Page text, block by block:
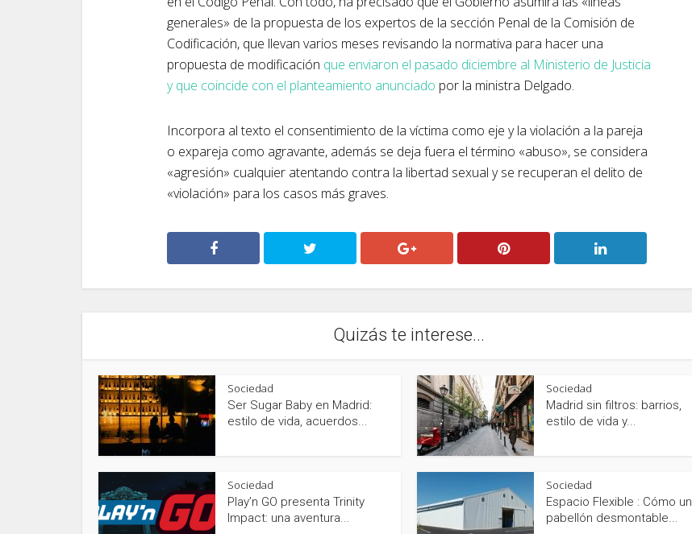
generales» de la propuesta de los expertos de la sección Penal de la Comisión de
Codificación, que llevan varios meses revisando la normativa para hacer una
propuesta de modificación que enviaron el pasado diciembre al Ministerio de Justicia
y que coincide con el planteamiento anunciado por la ministra Delgado.
Incorpora al texto el consentimiento de la víctima como eje y la violación a la pareja
o expareja como agravante, además se deja fuera el término «abuso», se considera
«agresión» cualquier atentando contra la libertad sexual y se recuperan el delito de
«violación» para los casos más graves.
Quizás te interese...
Sociedad
Ser Sugar Baby en Madrid:
estilo de vida, acuerdos...
Sociedad
Madrid sin filtros: barrios,
estilo de vida y...
Sociedad
Play’n GO presenta Trinity
Impact: una aventura...
Sociedad
Espacio Flexible : Cómo un
pabellón desmontable...